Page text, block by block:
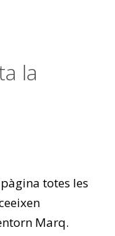
la
totes les
Marq.